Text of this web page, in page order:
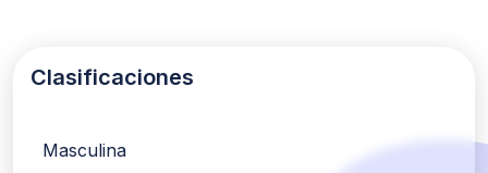
Clasificaciones
Masculina